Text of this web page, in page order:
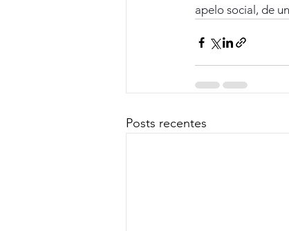
apelo social, de
Posts recentes